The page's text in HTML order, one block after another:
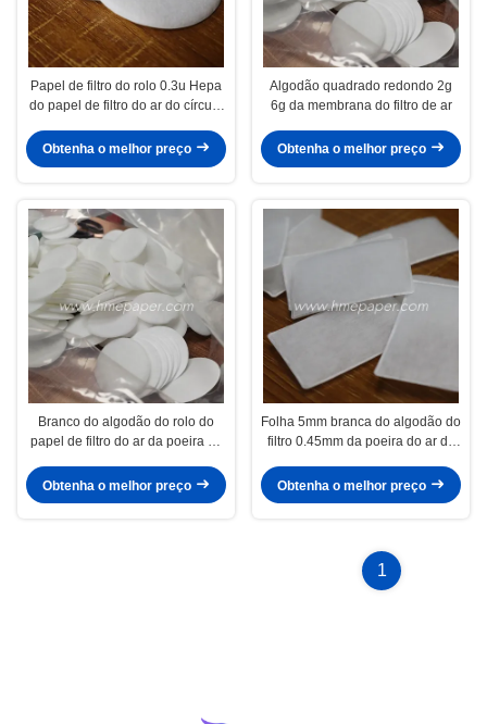
Papel de filtro do rolo 0.3u Hepa
do papel de filtro do ar do círculo
Obtenha o melhor preço
Algodão quadrado redondo 2g
6g da membrana do filtro de ar
Obtenha o melhor preço
Branco do algodão do rolo do
papel de filtro do ar da poeira de
Obtenha o melhor preço
Folha 5mm branca do algodão do
filtro 0.45mm da poeira do ar do
Obtenha o melhor preço
1